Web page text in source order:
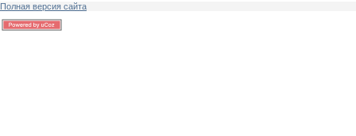
Полная версия сайта